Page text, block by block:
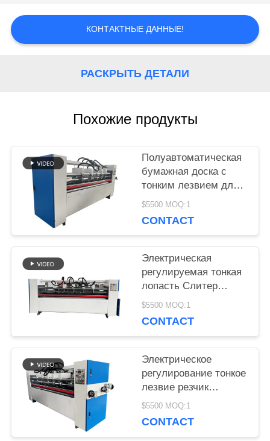
КАРТА
САЙТА
УЕДИНЕНИЯ
КОНТАКТНЫЕ ДАННЫЕ!
РАСКРЫТЬ ДЕТАЛИ
Похожие продукты
Полуавтоматическая
бумажная доска с
тонким лезвием для
картонной коробки
$5500 MOQ:1
CONTACT
Электрическая
регулируемая тонкая
лопасть Слитер
Скортер Картон из
картона
$5500 MOQ:1
CONTACT
Электрическое
регулирование тонкое
лезвие резчик
сборщик с ручным
$5500 MOQ:1
CONTACT